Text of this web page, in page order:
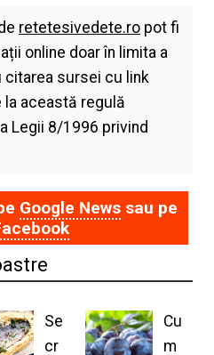
retetesivedete.ropot fi
online doar în limita a
sursei cu link
la această regulă
Legii 8/1996 privind
Google Newssau pe
Se
cr
Cu
m